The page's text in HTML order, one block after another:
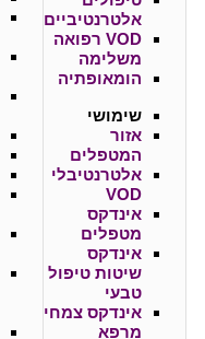
אלטרנטיביים
VOD רפואה
משלימה
הומאופתיה
שימושי
אזור
המטפלים
אלטרנטיבלי
VOD
אינדקס
מטפלים
אינדקס
שיטות טיפול
טבעי
אינדקס צמחי
מרפא